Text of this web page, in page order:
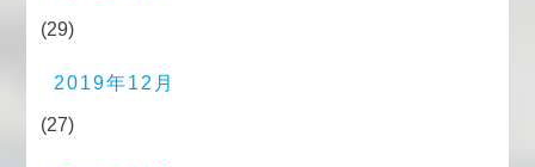
(29)
2019年12月
(27)